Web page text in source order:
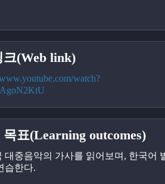
크(Web link)
watch?
표(Learning outcomes)
대중음악의 가사를 읽어보며, 한국어
습한다.